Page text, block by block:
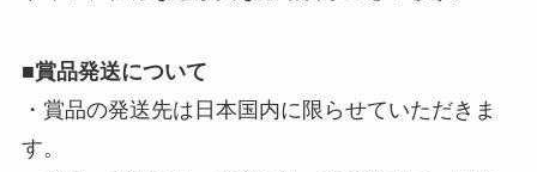
■賞品発送について
・賞品の発送先は日本国内に限らせていただきま
す。